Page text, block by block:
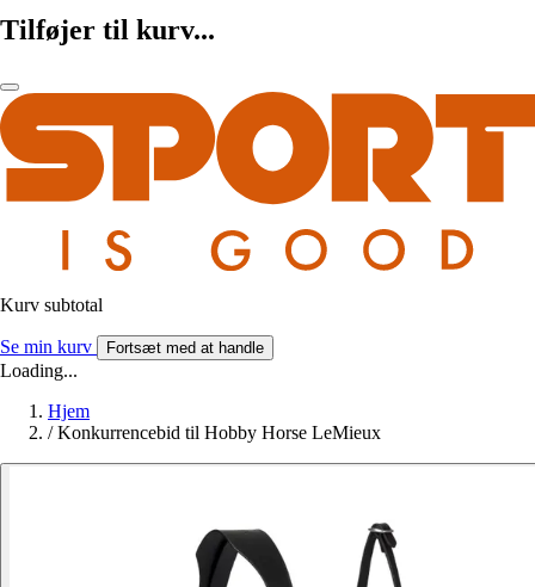
Tilføjer til kurv...
Kurv subtotal
Se min kurv Fortsæt med at handle
Loading...
Hjem
/ Konkurrencebid til Hobby Horse LeMieux